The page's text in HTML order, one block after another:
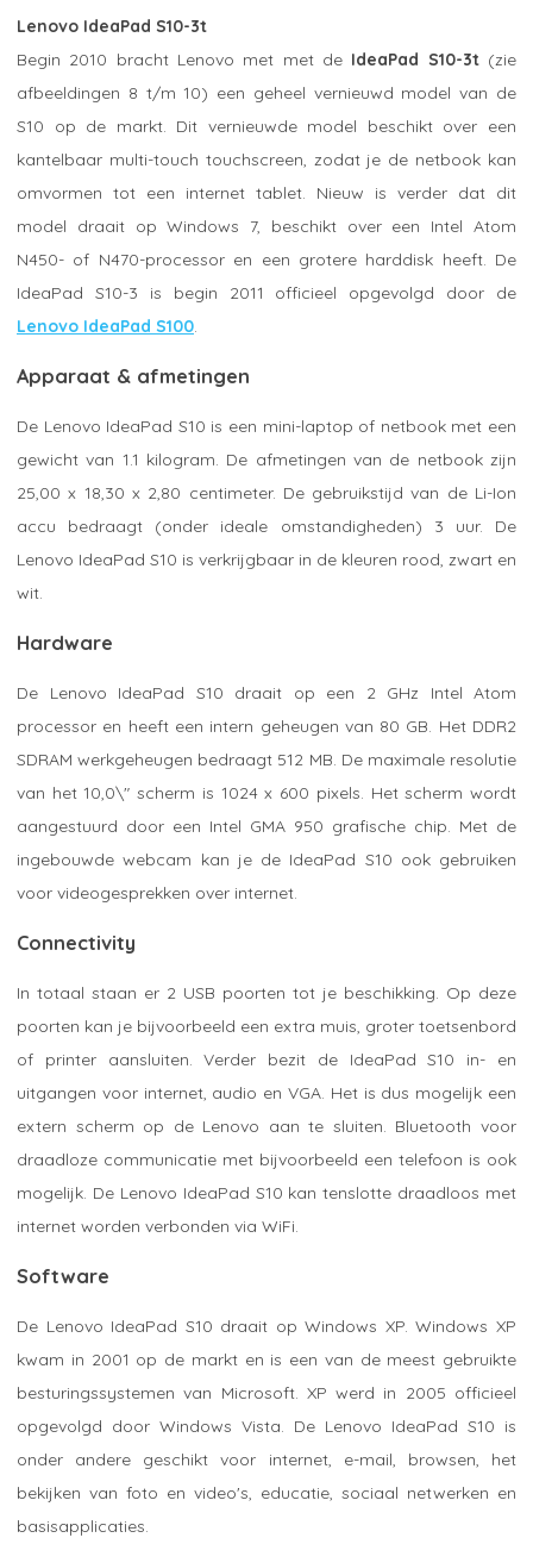
Lenovo IdeaPad S10-3t
Begin 2010 bracht Lenovo met met de IdeaPad S10-3t(zie
afbeeldingen 8 t/m 10) een geheel vernieuwd model van de
S10 op de markt. Dit vernieuwde model beschikt over een
kantelbaar multi-touch touchscreen, zodat je de netbook kan
omvormen tot een internet tablet. Nieuw is verder dat dit
model draait op Windows 7, beschikt over een Intel Atom
N450- of N470-processor en een grotere harddisk heeft. De
IdeaPad S10-3 is begin 2011 officieel opgevolgd door de
Lenovo IdeaPad S100
Apparaat & afmetingen
De Lenovo IdeaPad S10 is een mini-laptop of netbook met een
gewicht van 1.1 kilogram. De afmetingen van de netbook zijn
25,00 x 18,30 x 2,80 centimeter. De gebruikstijd van de Li-Ion
accu bedraagt (onder ideale omstandigheden) 3 uur. De
Lenovo IdeaPad S10 is verkrijgbaar in de kleuren rood, zwart en
wit.
Hardware
De Lenovo IdeaPad S10 draait op een 2 GHz Intel Atom
processor en heeft een intern geheugen van 80 GB. Het DDR2
SDRAM werkgeheugen bedraagt 512 MB. De maximale resolutie
van het 10,0\" scherm is 1024 x 600 pixels. Het scherm wordt
aangestuurd door een Intel GMA 950 grafische chip. Met de
ingebouwde webcam kan je de IdeaPad S10 ook gebruiken
voor videogesprekken over internet.
Connectivity
In totaal staan er 2 USB poorten tot je beschikking. Op deze
poorten kan je bijvoorbeeld een extra muis, groter toetsenbord
of printer aansluiten. Verder bezit de IdeaPad S10 in- en
uitgangen voor internet, audio en VGA. Het is dus mogelijk een
extern scherm op de Lenovo aan te sluiten. Bluetooth voor
draadloze communicatie met bijvoorbeeld een telefoon is ook
mogelijk. De Lenovo IdeaPad S10 kan tenslotte draadloos met
internet worden verbonden via WiFi.
Software
De Lenovo IdeaPad S10 draait op Windows XP. Windows XP
kwam in 2001 op de markt en is een van de meest gebruikte
besturingssystemen van Microsoft. XP werd in 2005 officieel
opgevolgd door Windows Vista. De Lenovo IdeaPad S10 is
onder andere geschikt voor internet, e-mail, browsen, het
bekijken van foto en video's, educatie, sociaal netwerken en
basisapplicaties.